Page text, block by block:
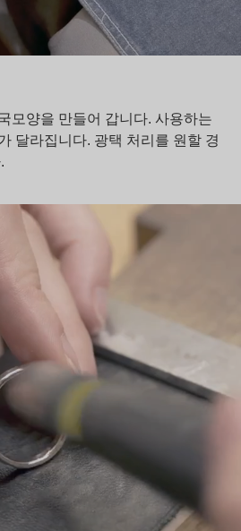
모양을 만들어 갑니다. 사용하는
달라집니다. 광택 처리를 원할 경